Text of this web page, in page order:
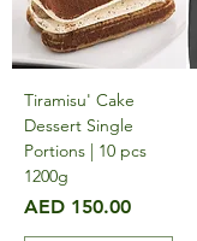
Tiramisu' Cake
Dessert Single
Portions | 10 pcs
1200g
मूल्य
AED 150.00